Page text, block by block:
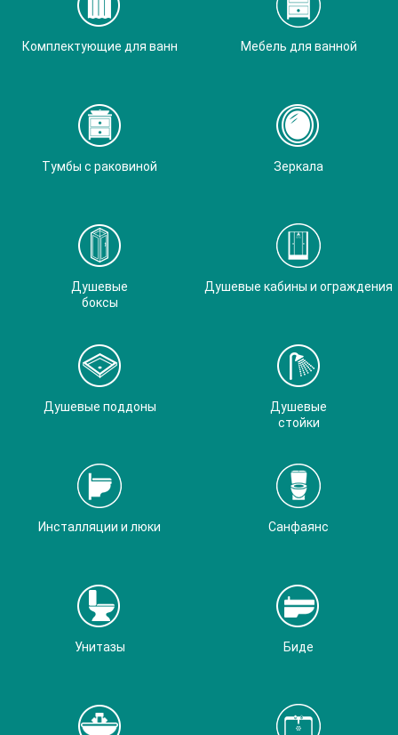
Комплектующие для ванн Мебель для ванной
Тумбы с раковиной Зеркала
Душевые
боксы
Душевые кабины и ограждения
Душевые поддоны
Душевые
стойки
Инсталляции и люки Санфаянс
Унитазы Биде